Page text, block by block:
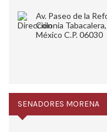
Av. Paseo de la
Colonia
México C.P. 06030
SENADORES MORENA